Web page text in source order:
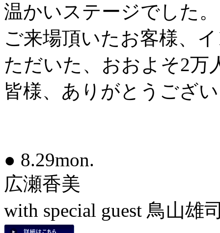
温かいステージでした。
ご来場頂いたお客様、
ただいた、おおよそ2万
皆様、ありがとうござ
● 8.29mon.
広瀬香美
with special guest 鳥山雄